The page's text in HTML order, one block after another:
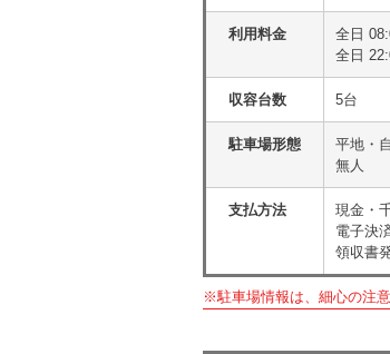
利用料金
全日
全日
収容台数 5台
駐車場形態
平地・
無人
支払方法
現金・
電子決
領収書
※駐車場情報は、細心の注